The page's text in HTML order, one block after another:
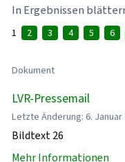
In Ergebnissen
1 2 3 4 5 6
Dokument
LVR-Pressemail
Letzte Änderung: 6. Januar
Bildtext 26
Mehr Informationen